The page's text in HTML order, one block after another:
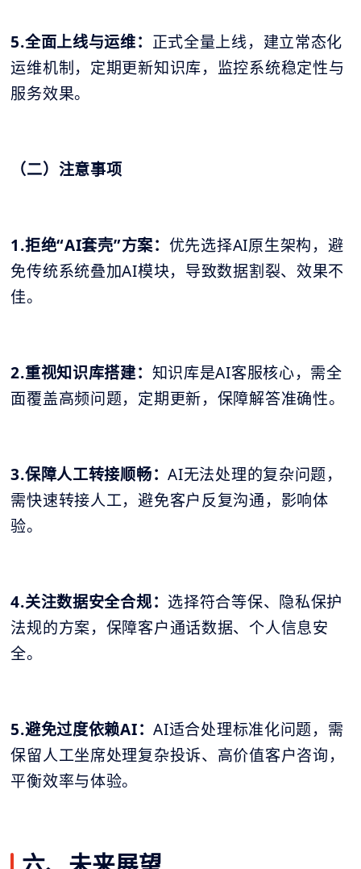
5.全面上线与运维： 正式全量上线，建立常态化
运维机制，定期更新知识库，监控系统稳定性与
服务效果。
（二）注意事项
1.拒绝“AI套壳”方案： 优先选择AI原生架构，避
免传统系统叠加AI模块，导致数据割裂、效果不
佳。
2.重视知识库搭建： 知识库是AI客服核心，需全
面覆盖高频问题，定期更新，保障解答准确性。
3.保障人工转接顺畅：AI无法处理的复杂问题，
需快速转接人工，避免客户反复沟通，影响体
验。
4.关注数据安全合规： 选择符合等保、隐私保护
法规的方案，保障客户通话数据、个人信息安
全。
5.避免过度依赖AI：AI适合处理标准化问题，需
保留人工坐席处理复杂投诉、高价值客户咨询，
平衡效率与体验。